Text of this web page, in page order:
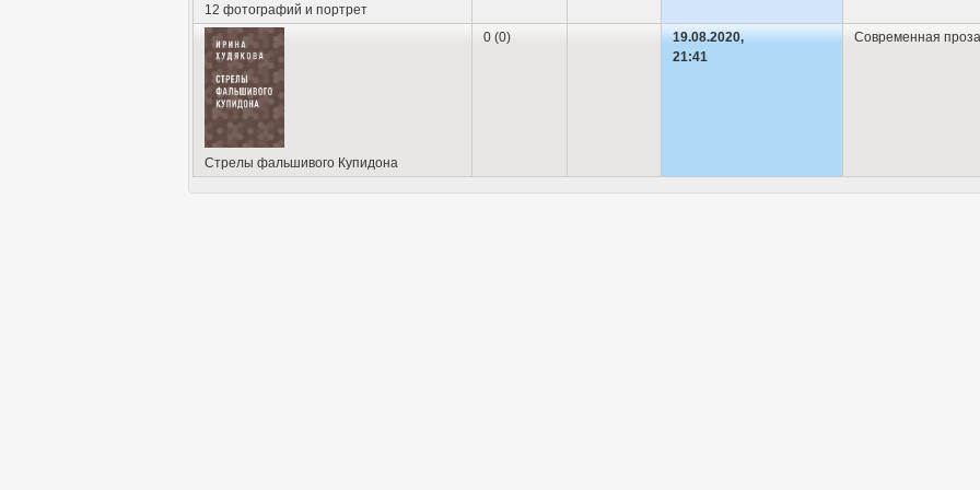
12 фотографий и портрет
Стрелы фальшивого Купидона
0 (0)
19.08.2020,
21:41
Современная проза